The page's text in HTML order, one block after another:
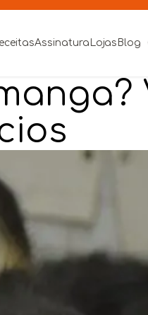
Assinatura Lojas Blog